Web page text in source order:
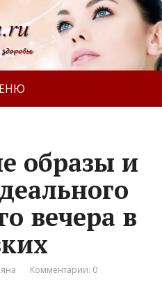
образы и
вечера в
Комментарии: 0